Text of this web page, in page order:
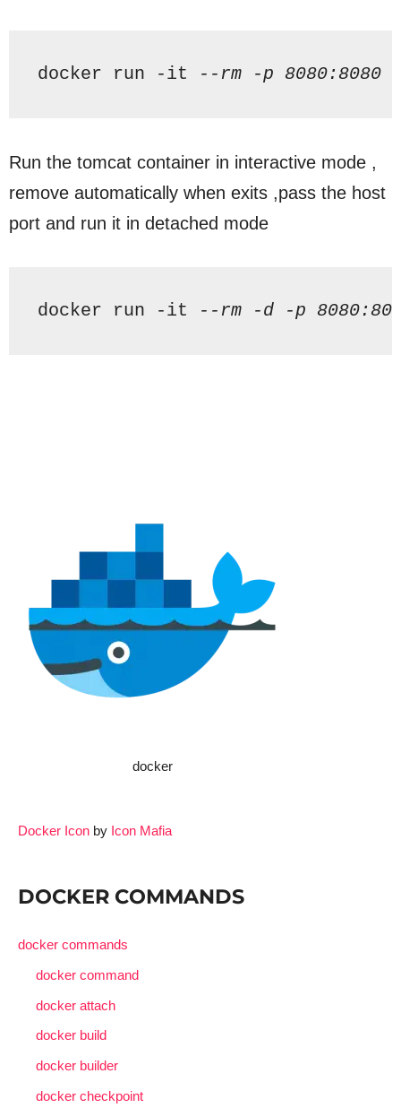
docker
Docker Icon by Icon Mafia
DOCKER COMMANDS
docker commands
docker command
docker attach
docker build
docker builder
docker checkpoint
docker run -it --rm -p 8080:8080
Run the tomcat container in interactive mode ,
remove automatically when exits ,pass the host
port and run it in detached mode
docker run -it --rm -d -p